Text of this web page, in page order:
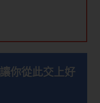
你從此交上好